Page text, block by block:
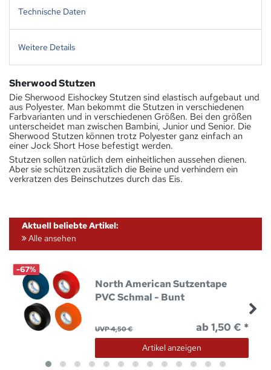
Technische Daten
Weitere Details
Sherwood Stutzen
Die Sherwood Eishockey Stutzen sind elastisch aufgebaut und
aus Polyester. Man bekommt die Stutzen in verschiedenen
Farbvarianten und in verschiedenen Größen. Bei den größen
unterscheidet man zwischen Bambini, Junior und Senior. Die
Sherwood Stutzen können trotz Polyester ganz einfach an
einer Jock Short Hose befestigt werden.
Stutzen sollen natürlich dem einheitlichen aussehen dienen.
Aber sie schützen zusätzlich die Beine und verhindern ein
verkratzen des Beinschutzes durch das Eis.
Aktuell beliebte Artikel:
Alle ansehen
-67%
North American Sutzentape
PVC Schmal - Bunt
UVP 4,50 € ab 1,50 € *
Artikel anzeigen